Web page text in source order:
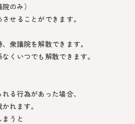
のみ）
せることができます。
衆議院を解散できます。
くいつでも解散できます。
る行為があった場合、
れます。
うと